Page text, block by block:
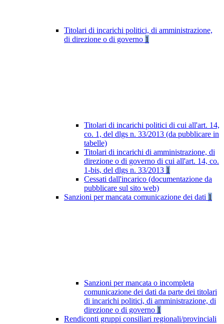
Titolari di incarichi politici, di amministrazione,
di direzione o di governo 1
Titolari di incarichi politici di cui all'art. 14,
co. 1, del dlgs n. 33/2013 (da pubblicare in
tabelle)
Titolari di incarichi di amministrazione, di
direzione o di governo di cui all'art. 14, co.
1-bis, del dlgs n. 33/2013 1
Cessati dall'incarico (documentazione da
pubblicare sul sito web)
Sanzioni per mancata comunicazione dei dati 1
Sanzioni per mancata o incompleta
comunicazione dei dati da parte dei titolari
di incarichi politici, di amministrazione, di
direzione o di governo 1
Rendiconti gruppi consiliari regionali/provinciali